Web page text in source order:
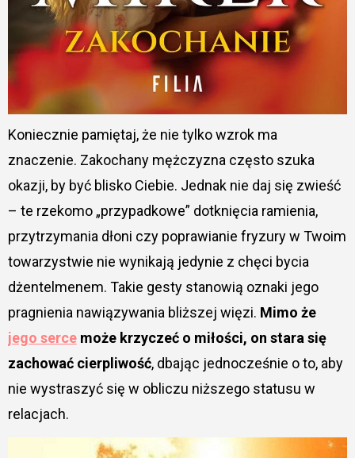
Koniecznie pamiętaj, że nie tylko wzrok ma
znaczenie. Zakochany mężczyzna często szuka
okazji, by być blisko Ciebie. Jednak nie daj się zwieść
– te rzekomo „przypadkowe” dotknięcia ramienia,
przytrzymania dłoni czy poprawianie fryzury w Twoim
towarzystwie nie wynikają jedynie z chęci bycia
dżentelmenem. Takie gesty stanowią oznaki jego
pragnienia nawiązywania bliższej więzi. Mimo że
jego sercemoże krzyczeć o miłości, on stara się
zachować cierpliwość, dbając jednocześnie o to, aby
nie wystraszyć się w obliczu niższego statusu w
relacjach.